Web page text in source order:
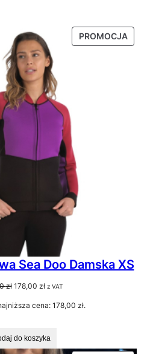
PROMOCJA
W
Sea Doo Damska XS
zł Pierwotna
wynosiła:
178,00 złAktualna
wynosi:
z VAT
cena: 178,00 zł.
do koszyka